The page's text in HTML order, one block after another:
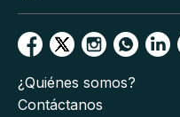
¿Quiénes somos?
Contáctanos